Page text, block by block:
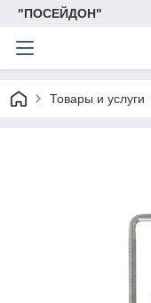
"ПОСЕЙДОН"
Товары и услуги